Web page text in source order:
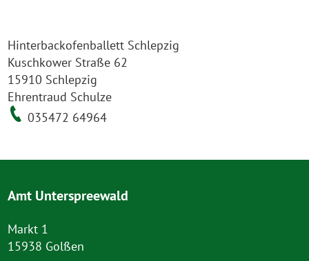
Hinterbackofenballett Schlepzig
Kuschkower Straße 62
15910 Schlepzig
Ehrentraud Schulze
035472 64964
Amt Unterspreewald
Markt 1
15938 Golßen